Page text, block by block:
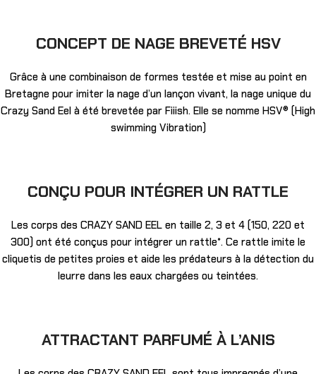
CONCEPT DE NAGE BREVETÉ HSV
Grâce à une combinaison de formes testée et mise au point en
Bretagne pour imiter la nage d’un lançon vivant, la nage unique du
Crazy Sand Eel à été brevetée par Fiiish. Elle se nomme HSV® (High
swimming Vibration)
CONÇU POUR INTÉGRER UN RATTLE
Les corps des CRAZY SAND EEL en taille 2, 3 et 4 (150, 220 et
300) ont été conçus pour intégrer un rattle*. Ce rattle imite le
cliquetis de petites proies et aide les prédateurs à la détection du
leurre dans les eaux chargées ou teintées.
ATTRACTANT PARFUMÉ À L’ANIS